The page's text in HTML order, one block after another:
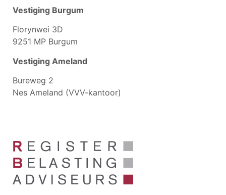
Vestiging Burgum
Florynwei 3D
9251 MP Burgum
Vestiging Ameland
Bureweg 2
Nes Ameland (VVV-kantoor)